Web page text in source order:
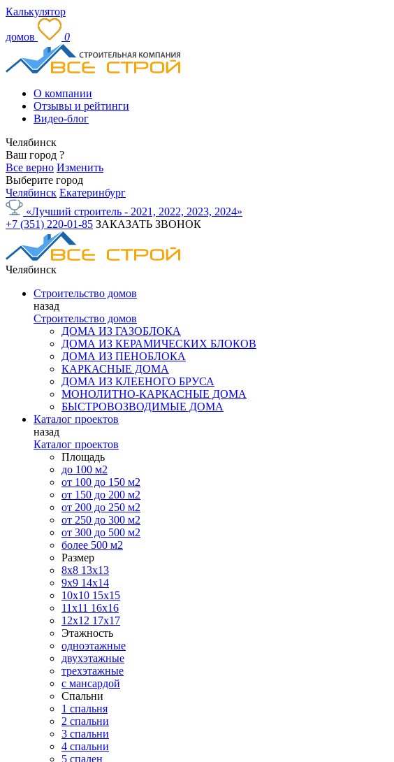
Калькулятор
домов 0
О компании
Отзывы и рейтинги
Видео-блог
Челябинск
Ваш город ?
Все верно Изменить
Выберите город
Челябинск Екатеринбург
«Лучший строитель - 2021, 2022, 2023, 2024»
+7 (351) 220-01-85 ЗАКАЗАТЬ ЗВОНОК
Челябинск
Строительство домов
назад
Строительство домов
ДОМА ИЗ ГАЗОБЛОКА
ДОМА ИЗ КЕРАМИЧЕСКИХ БЛОКОВ
ДОМА ИЗ ПЕНОБЛОКА
КАРКАСНЫЕ ДОМА
ДОМА ИЗ КЛЕЕНОГО БРУСА
МОНОЛИТНО-КАРКАСНЫЕ ДОМА
БЫСТРОВОЗВОДИМЫЕ ДОМА
Каталог проектов
назад
Каталог проектов
Площадь
до 100 м2
от 100 до 150 м2
от 150 до 200 м2
от 200 до 250 м2
от 250 до 300 м2
от 300 до 500 м2
более 500 м2
Размер
8х8 13х13
9х9 14х14
10х10 15х15
11x11 16х16
12х12 17х17
Этажность
одноэтажные
двухэтажные
трехэтажные
с мансардой
Спальни
1 спальня
2 спальни
3 спальни
4 спальни
5 спален